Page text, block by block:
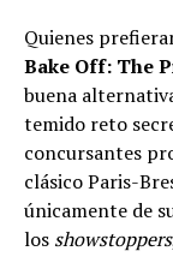
Quienes
Bake Off: The
buena
temido reto
concursantes
clásico Paris-
únicamente de
los showstoppers